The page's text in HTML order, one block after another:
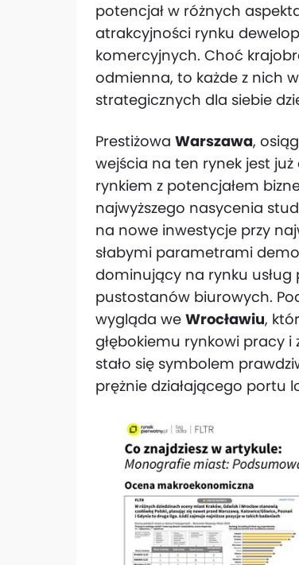
potencjał w różnych
atrakcyjności rynku
komercyjnych. Choć
odmienna, to każde z nich
strategicznych dla siebie
Prestiżowa Warszawa,
wejścia na ten rynek jest
rynkiem z potencjałem
najwyższego nasycenia
na nowe inwestycje przy
słabymi parametrami
dominujący na rynku usług
pustostanów biurowych.
wygląda we Wrocławiu,
głębokiemu rynkowi pracy
stało się symbolem
prężnie działającego portu